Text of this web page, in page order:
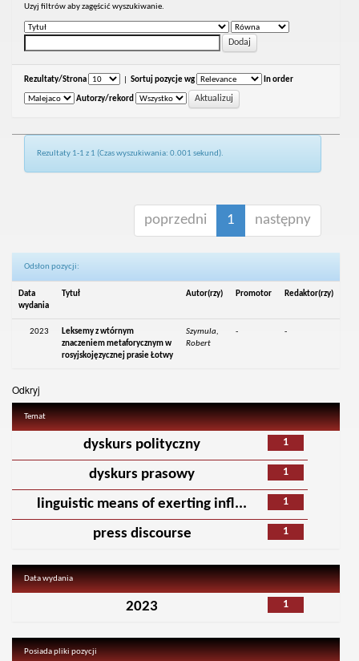
Uzyj filtrów aby zagęścić wyszukiwanie.
Rezultaty/Strona Sortuj pozycje wg In order
Autorzy/rekord
Rezultaty 1-1 z 1 (Czas wyszukiwania: 0.001 sekund).
poprzedni 1 następny
Odsłon pozycji:
Data
wydania
Tytuł Autor(rzy) Promotor Redaktor(rzy)
2023
Leksemy z wtórnym
znaczeniem metaforycznym w
rosyjskojęzycznej prasie Łotwy
Szymula,
Robert
- -
Odkryj
Temat
1
dyskurs polityczny
1
dyskurs prasowy
1
linguistic means of exerting infl...
1
press discourse
Data wydania
1
2023
Posiada pliki pozycji